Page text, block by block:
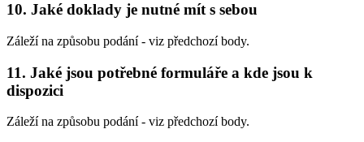
10. Jaké doklady je nutné mít s sebou
Záleží na způsobu podání - viz předchozí body.
11. Jaké jsou potřebné formuláře a kde jsou k
dispozici
Záleží na způsobu podání - viz předchozí body.